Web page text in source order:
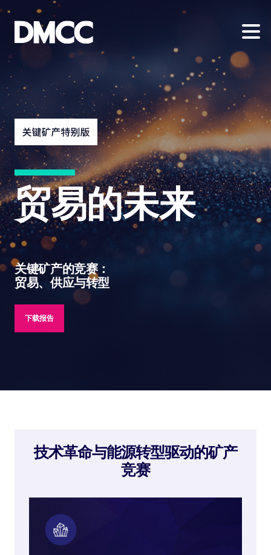
Skip
content
贸易的未来
关键矿产的竞赛：
贸易、供应与转型
下载报告
技术革命与能源转型驱动的矿产
竞赛